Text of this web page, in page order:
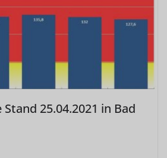
25.04.2021 in Bad